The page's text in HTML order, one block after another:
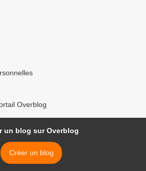
Overblog
un blog sur Overblog
Créer un blog